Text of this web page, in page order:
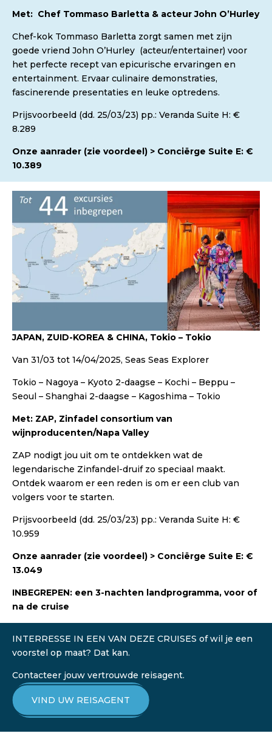
Met: Chef Tommaso Barletta & acteur John O’Hurley
Chef-kok Tommaso Barletta zorgt samen met zijn
goede vriend John O’Hurley (acteur/entertainer) voor
het perfecte recept van epicurische ervaringen en
entertainment. Ervaar culinaire demonstraties,
fascinerende presentaties en leuke optredens.
Prijsvoorbeeld (dd. 25/03/23) pp.: Veranda Suite H: €
8.289
Onze aanrader (zie voordeel) > Conciërge Suite E: €
10.389
JAPAN, ZUID-KOREA & CHINA, Tokio – Tokio
Van 31/03 tot 14/04/2025, Seas Seas Explorer
Tokio – Nagoya – Kyoto 2-daagse – Kochi – Beppu –
Seoul – Shanghai 2-daagse – Kagoshima – Tokio
Met: ZAP, Zinfadel consortium van
wijnproducenten/Napa Valley
ZAP nodigt jou uit om te ontdekken wat de
legendarische Zinfandel-druif zo speciaal maakt.
Ontdek waarom er een reden is om er een club van
volgers voor te starten.
Prijsvoorbeeld (dd. 25/03/23) pp.: Veranda Suite H: €
10.959
Onze aanrader (zie voordeel) > Conciërge Suite E: €
13.049
INBEGREPEN: een 3-nachten landprogramma, voor of
na de cruise
INTERRESSE IN EEN VAN DEZE CRUISES of wil je een
voorstel op maat? Dat kan.
Contacteer jouw vertrouwde reisagent.
VIND UW REISAGENT